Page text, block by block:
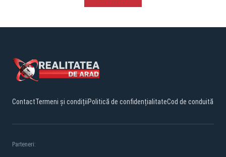
ContactTermeni și condițiiPolitică de confidențialitateCod de conduită
Parteneri: